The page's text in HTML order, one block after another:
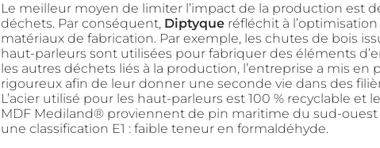
Le meilleur moyen de limiter l’impact de la production est
déchets. Par conséquent, Diptyqueréfléchit à l’optimisation
matériaux de fabrication. Par exemple, les chutes de bois
haut-parleurs sont utilisées pour fabriquer des éléments
les autres déchets liés à la production, l’entreprise a mis en
rigoureux afin de leur donner une seconde vie dans des
L’acier utilisé pour les haut-parleurs est 100 % recyclable et
MDF Mediland® proviennent de pin maritime du sud-ouest
une classification E1 : faible teneur en formaldéhyde.